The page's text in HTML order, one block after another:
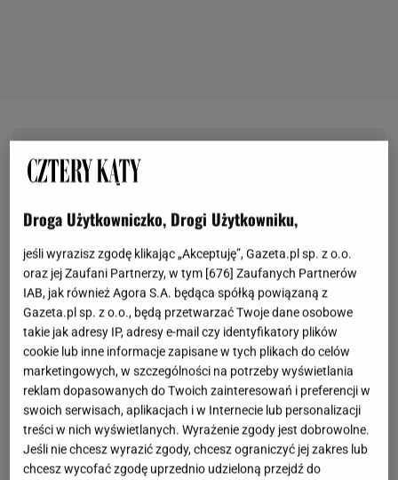
Droga Użytkowniczko, Drogi Użytkowniku,
jeśli wyrazisz zgodę klikając „Akceptuję”, Gazeta.pl sp. z o.o.
oraz jej Zaufani Partnerzy, w tym [676] Zaufanych Partnerów
IAB, jak również Agora S.A. będąca spółką powiązaną z
Gazeta.pl sp. z o.o., będą przetwarzać Twoje dane osobowe
takie jak adresy IP, adresy e-mail czy identyfikatory plików
cookie lub inne informacje zapisane w tych plikach do celów
marketingowych, w szczególności na potrzeby wyświetlania
reklam dopasowanych do Twoich zainteresowań i preferencji w
swoich serwisach, aplikacjach i w Internecie lub personalizacji
treści w nich wyświetlanych. Wyrażenie zgody jest dobrowolne.
Jeśli nie chcesz wyrazić zgody, chcesz ograniczyć jej zakres lub
chcesz wycofać zgodę uprzednio udzieloną przejdź do